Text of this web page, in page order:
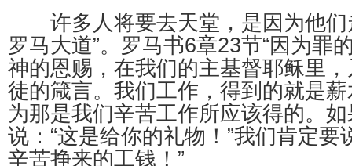
许多人将要去天堂，是因为他们
罗马大道”。罗马书6章23节“因为罪
神的恩赐，在我们的主基督耶稣里
徒的箴言。我们工作，得到的就是
为那是我们辛苦工作所应该得的。
说：“这是给你的礼物！”我们肯定要
辛苦挣来的工钱！”